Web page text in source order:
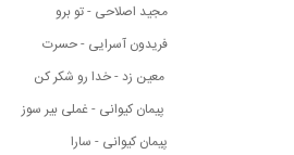
مجید اصلاحی - تو برو
فریدون آسرایی - حسرت
معین زد - خدا رو شکر کن
پیمان کیوانی - غملی بیر سوز
پیمان کیوانی - سارا